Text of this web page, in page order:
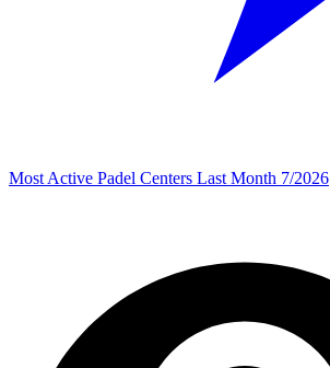
Most Active Padel Centers Last Month 7/2026